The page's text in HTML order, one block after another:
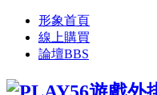
形象首頁
線上購買
論壇BBS